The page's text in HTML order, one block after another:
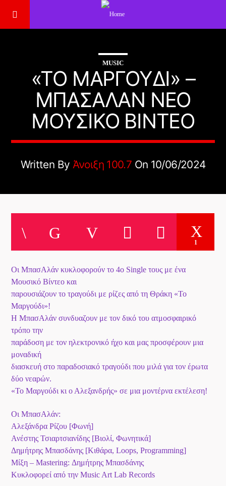
MUSIC
«ΤΟ ΜΑΡΓΟΎΔΙ» –
ΜΠΑΣΑΛΆΝ ΝΈΟ
ΜΟΥΣΙΚΌ ΒΊΝΤΕΟ
Written By Άνοιξη 100.7 On 10/06/2024
1
Οι ΜπασΑλάν κυκλοφορούν το 4ο Single τους με ένα
Μουσικό Βίντεο και
παρουσιάζουν το τραγούδι με ρίζες από τη Θράκη «Το
Μαργούδι»!
Η ΜπασΑλάν συνδυαζουν με τον δικό του ατμοσφαιρικό
τρόπο την
παράδοση με τον ηλεκτρονικό ήχο και μας προσφέρουν μια
μοναδική
διασκευή στο παραδοσιακό τραγούδι που μιλά για τον έρωτα
δύο νεαρών.
«Το Μαργούδι κι ο Αλεξανδρής» σε μια μοντέρνα εκτέλεση!
Οι ΜπασΑλάν:
Αλεξάνδρα Ρίζου [Φωνή]
Ανέστης Τσιαρτσιανίδης [Βιολί, Φωνητικά]
Δημήτρης Μπασδάνης [Κιθάρα, Loops, Programming]
Μίξη – Mastering: Δημήτρης Μπασδάνης
Κυκλοφορεί από την Music Art Lab Records